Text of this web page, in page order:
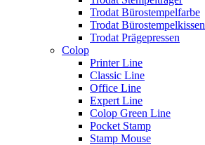
Trodat Bürostempelfarbe
Trodat Bürostempelkissen
Trodat Prägepressen
Colop
Printer Line
Classic Line
Office Line
Expert Line
Colop Green Line
Pocket Stamp
Stamp Mouse